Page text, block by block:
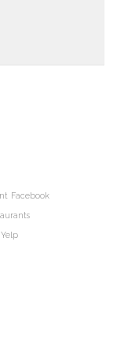
Facebook
Yelp